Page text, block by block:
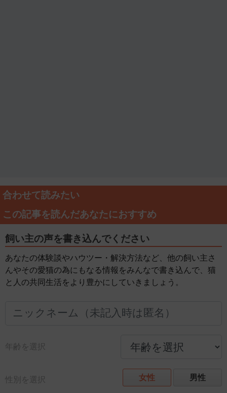
合わせて読みたい
この記事を読んだあなたにおすすめ
飼い主の声を書き込んでください
あなたの体験談やハウツー・解決方法など、他の飼い主さ
んやその愛猫の為にもなる情報をみんなで書き込んで、猫
と人の共同生活をより豊かにしていきましょう。
年齢を選択
性別を選択 女性 男性